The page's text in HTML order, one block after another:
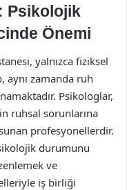
Psikolojik
Önemi
yalnızca fiziksel
aynı zamanda ruh
Psikologlar,
ruhsal sorunlarına
profesyonellerdir.
durumunu
ve
iş birliği